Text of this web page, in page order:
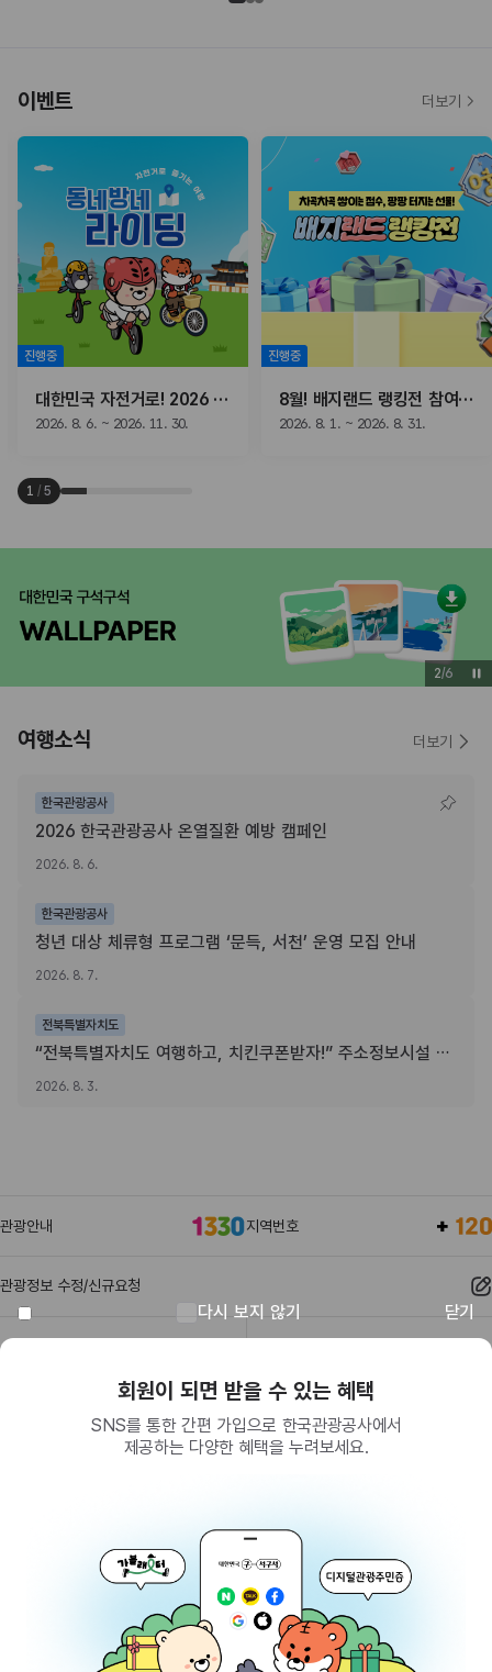
이벤트
진행중
대한민국 자전거로! 2026 동네방네 라이딩
2026. 8. 6. ~ 2026. 11. 30.
진행중
8월! 배지랜드 랭킹전 참여하고, 선물받자!
2026. 8. 1. ~ 2026. 8. 31.
1 / 5
더보기
3/6
여행소식
한국관광공사
2026 한국관광공사 온열질환 예방 캠페인
2026. 8. 6.
한국관광공사
청년 대상 체류형 프로그램 ‘문득, 서천’ 운영 모집 안내
2026. 8. 7.
전북특별자치도
“전북특별자치도 여행하고, 치킨쿠폰받자!” 주소정보시설 SNS 인증이벤트
2026. 8. 3.
더보기
다시 보지 않기 닫기
회원이 되면 받을 수 있는 혜택
SNS를 통한 간편 가입으로 한국관광공사에서
제공하는 다양한 혜택을 누려보세요.
관광안내 지역번호
관광정보 수정/신규요청
관광정보
202-81-50707
통신판매업신고
제2009-서울중구-1234호